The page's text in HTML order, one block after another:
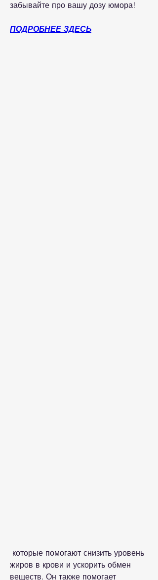
забывайте про вашу дозу юмора!
ПОДРОБНЕЕ ЗДЕСЬ
жиров в крови и ускорить обмен
веществ. Он также помогает